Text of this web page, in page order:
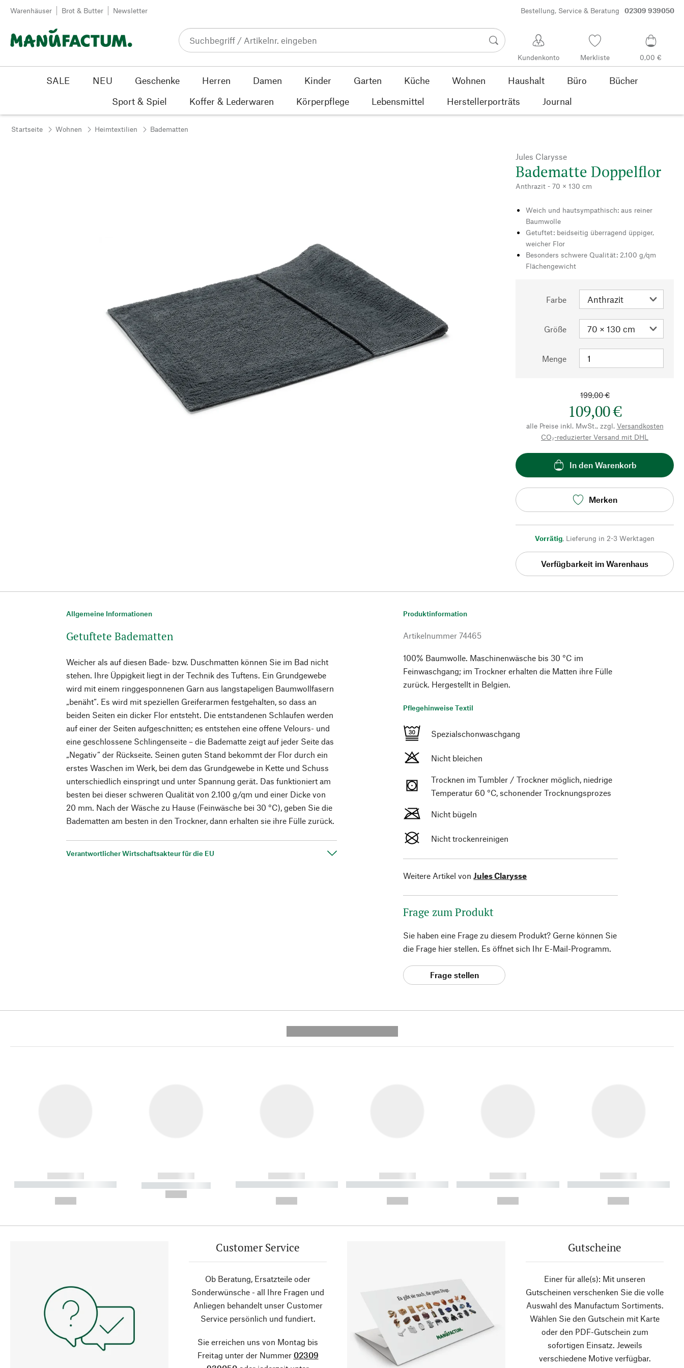
Zum Inhalt springen
Warenhäuser Brot & Butter Newsletter Bestellung, Service & Beratung 02309 939050
Kundenkonto Merkliste 0,00 €
SALE NEU Geschenke Herren Damen Kinder Garten Küche Wohnen Haushalt Büro
Bücher
Sport & Spiel
Koffer & Lederwaren Körperpflege Lebensmittel Herstellerporträts Journal
Startseite Wohnen Heimtextilien Badematten
Jules Clarysse
Badematte Doppelflor
Anthrazit - 70 × 130 cm
Weich und hautsympathisch: aus reiner
Baumwolle
Getuftet: beidseitig überragend üppiger,
weicher Flor
Besonders schwere Qualität: 2.100 g/qm
Flächengewicht
Farbe
Größe
Menge
199,00 €
109,00 €
alle Preise inkl. MwSt., zzgl. Versandkosten
CO₂-reduzierter Versand mit DHL
In den Warenkorb
Merken
Vorrätig, Lieferung in 2-3 Werktagen
Verfügbarkeit im Warenhaus
Allgemeine Informationen
Getuftete Badematten
Weicher als auf diesen Bade- bzw. Duschmatten können Sie im Bad nicht
stehen. Ihre Üppigkeit liegt in der Technik des Tuftens. Ein Grundgewebe
wird mit einem ringgesponnenen Garn aus langstapeligen Baumwollfasern
„benäht“. Es wird mit speziellen Greiferarmen festgehalten, so dass an
beiden Seiten ein dicker Flor entsteht. Die entstandenen Schlaufen werden
auf einer der Seiten aufgeschnitten; es entstehen eine offene Velours- und
eine geschlossene Schlingenseite – die Badematte zeigt auf jeder Seite das
„Negativ“ der Rückseite. Seinen guten Stand bekommt der Flor durch ein
erstes Waschen im Werk, bei dem das Grundgewebe in Kette und Schuss
unterschiedlich einspringt und unter Spannung gerät. Das funktioniert am
besten bei dieser schweren Qualität von 2.100 g/qm und einer Dicke von
20 mm. Nach der Wäsche zu Hause (Feinwäsche bei 30 °C), geben Sie die
Badematten am besten in den Trockner, dann erhalten sie ihre Fülle zurück.
Verantwortlicher Wirtschaftsakteur für die EU
Produktinformation
Artikelnummer 74465
100% Baumwolle. Maschinenwäsche bis 30 °C im
Feinwaschgang; im Trockner erhalten die Matten ihre Fülle
zurück. Hergestellt in Belgien.
Pflegehinweise Textil
Spezialschonwaschgang
Nicht bleichen
Trocknen im Tumbler / Trockner möglich, niedrige
Temperatur 60 °C, schonender Trocknungsprozes
Nicht bügeln
Nicht trockenreinigen
Weitere Artikel von Jules Clarysse
Frage zum Produkt
Sie haben eine Frage zu diesem Produkt? Gerne können Sie
die Frage hier stellen. Es öffnet sich Ihr E-Mail-Programm.
Frage stellen
------------
----------- ----------- ----------
------------
----------- -----------
------------
----------- ----------- ----------
------------
----------- ----------- ----------
------------
----------- ----------- ----------
------------
----------- ----------- ----------
Customer Service
Ob Beratung, Ersatzteile oder
Sonderwünsche - all Ihre Fragen und
Anliegen behandelt unser Customer
Service persönlich und fundiert.
Sie erreichen uns von Montag bis
Freitag unter der Nummer 02309
Gutscheine
Einer für alle(s): Mit unseren
Gutscheinen verschenken Sie die volle
Auswahl des Manufactum Sortiments.
Wählen Sie den Gutschein mit Karte
oder den PDF-Gutschein zum
sofortigen Einsatz. Jeweils
verschiedene Motive verfügbar.